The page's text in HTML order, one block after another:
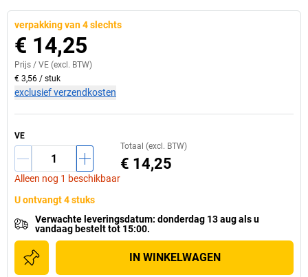
verpakking van 4 slechts
€ 14,25
Prijs / VE (excl. BTW)
€ 3,56 / stuk
exclusief verzendkosten
VE
Alleen nog 1 beschikbaar
Totaal (excl. BTW)
€ 14,25
U ontvangt 4 stuks
Verwachte leveringsdatum: donderdag 13 augals u
vandaag bestelt tot 15:00.
IN WINKELWAGEN